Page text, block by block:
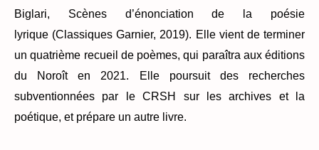
Biglari, Scènes d’énonciation de la poésie
lyrique (Classiques Garnier, 2019). Elle vient de terminer
un quatrième recueil de poèmes, qui paraîtra aux éditions
du Noroît en 2021. Elle poursuit des recherches
subventionnées par le CRSH sur les archives et la
poétique, et prépare un autre livre.